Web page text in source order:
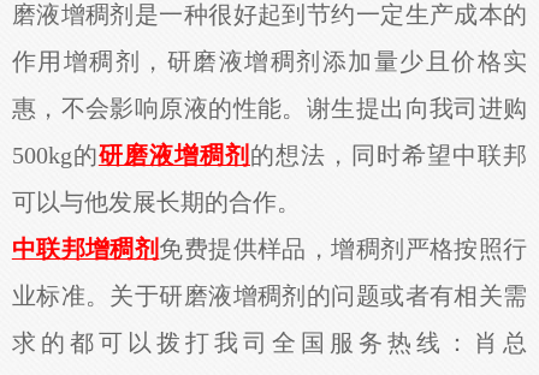
磨液增稠剂是一种很好起到节约一定生产成本的
作用增稠剂，研磨液增稠剂添加量少且价格实
惠，不会影响原液的性能。谢生提出向我司进购
500kg的研磨液增稠剂 的想法，同时希望中联邦
可以与他发展长期的合作。
中联邦增稠剂 免费提供样品，增稠剂严格按照行
业标准。关于研磨液增稠剂的问题或者有相关需
求的都可以拨打我司全国服务热线：肖总